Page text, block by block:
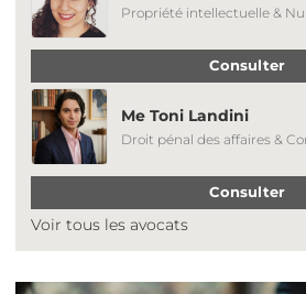
Propriété intellectuelle &
Consulter
Me Toni Landini
Droit pénal des affaires &
Consulter
Voir tous les avocats